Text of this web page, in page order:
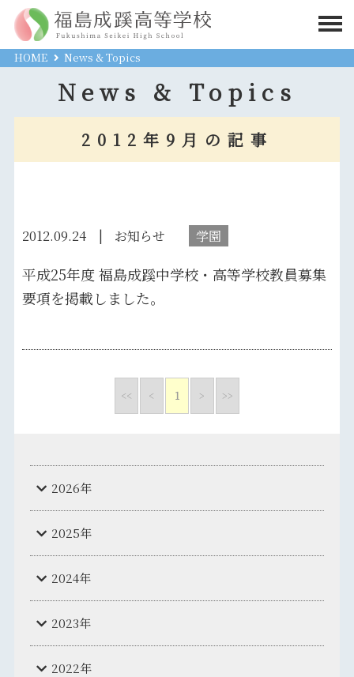
HOME News & Topics
News & Topics
2026年
2025年
2024年
2023年
2022年
2012年9月の記事
2012.09.24 お知らせ 学園
平成25年度 福島成蹊中学校・高等学校教員募集
要項を掲載しました。
<< < 1 > >>